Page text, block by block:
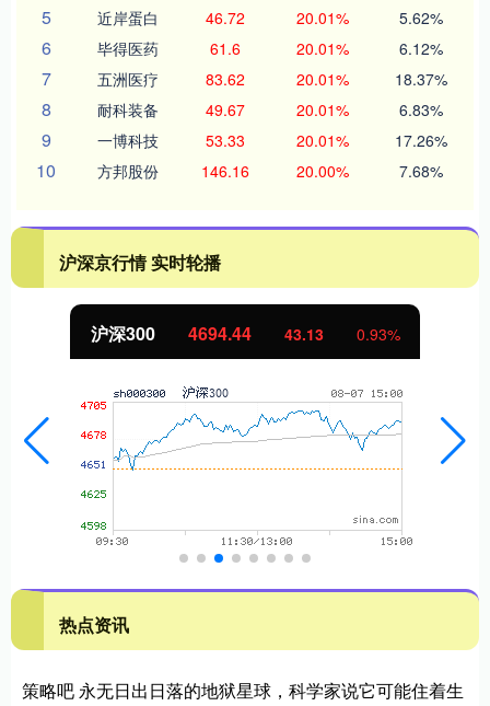
5 近岸蛋白 46.72 20.01% 5.62%
6 毕得医药 61.6 20.01% 6.12%
7 五洲医疗 83.62 20.01% 18.37%
8 耐科装备 49.67 20.01% 6.83%
9 一博科技 53.33 20.01% 17.26%
10 方邦股份 146.16 20.00% 7.68%
沪深京行情 实时轮播
沪深300 4694.44 43.13 0.93%
热点资讯
策略吧 永无日出日落的地狱星球，科学家说它可能住着生